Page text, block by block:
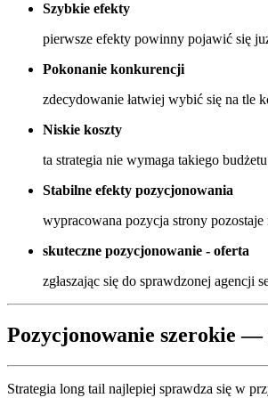
Szybkie efekty
pierwsze efekty powinny pojawić się
Pokonanie konkurencji
zdecydowanie łatwiej wybić się na tle
Niskie koszty
ta strategia nie wymaga takiego
Stabilne efekty pozycjonowania
wypracowana pozycja strony pozostaje
skuteczne pozycjonowanie - oferta
zgłaszając się do sprawdzonej agencji
Pozycjonowanie szerokie—
Strategia long tail najlepiej sprawdza się w